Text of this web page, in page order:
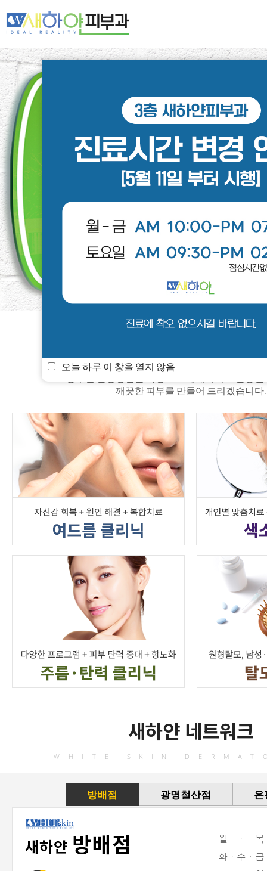
오늘 하루 이 창을 열지 않음
새하얀 네트워크
기미·색소·홍조
주름·탄력
제모·모발
피부클리닉
레이저클리닉
스페셜클리닉
새하얀 소식
진료안내
깨끗한 피부를 만들어 드리겠습니다.
새하얀 네트워크
WHITE SKIN
방배점 광명철산점 은